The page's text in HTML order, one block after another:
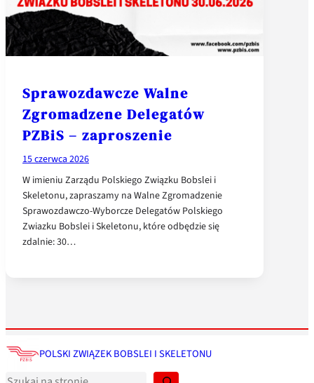
Sprawozdawcze Walne
Zgromadzene Delegatów
PZBiS – zaproszenie
15 czerwca 2026
W imieniu Zarządu Polskiego Związku Bobslei i
Skeletonu, zapraszamy na Walne Zgromadzenie
Sprawozdawczo-Wyborcze Delegatów Polskiego
Zwiazku Bobslei i Skeletonu, które odbędzie się
zdalnie: 30…
POLSKI ZWIĄZEK BOBSLEI I SKELETONU
S
z
k